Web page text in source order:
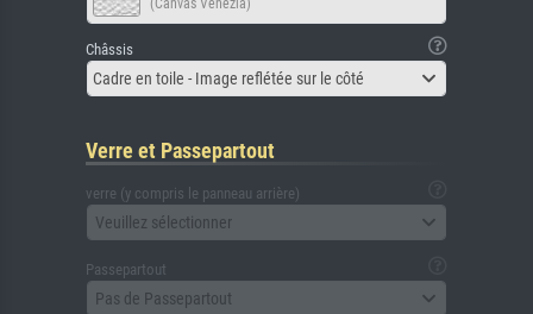
(Canvas Venezia)
Châssis
Cadre en toile - Image reflétée sur le côté
Verre et Passepartout
verre (y compris le panneau arrière)
Veuillez sélectionner
Passepartout
Pas de Passepartout